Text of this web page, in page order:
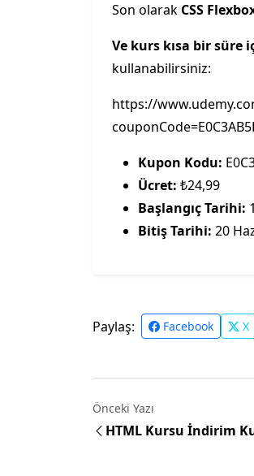
Son olarak CSS
Ve kurs kısa bir süre
kullanabilirsiniz:
https://
Kupon Kodu:
Ücret: ₺24,99
Başlangıç Tarihi:
Bitiş Tarihi: 20
Paylaş: Facebook X
Önceki Yazı
HTML Kursu İndirim